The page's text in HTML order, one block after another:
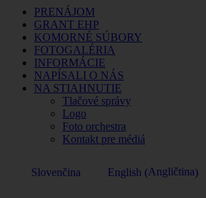
PRENÁJOM
GRANT EHP
KOMORNÉ SÚBORY
FOTOGALÉRIA
INFORMÁCIE
NAPÍSALI O NÁS
NA STIAHNUTIE
Tlačové správy
Logo
Foto orchestra
Kontakt pre médiá
Slovenčina English (Angličtina)